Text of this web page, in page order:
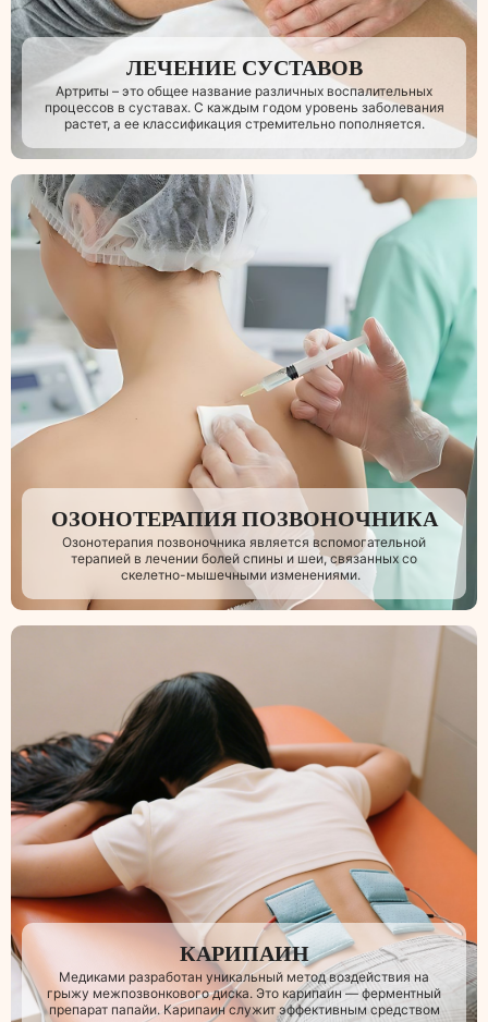
ЛЕЧЕНИЕ СУСТАВОВ
Артриты – это общее название различных воспалительных
процессов в суставах. С каждым годом уровень заболевания
растет, а ее классификация стремительно пополняется.
ОЗОНОТЕРАПИЯ ПОЗВОНОЧНИКА
Озонотерапия позвоночника является вспомогательной
терапией в лечении болей спины и шеи, связанных со
скелетно-мышечными изменениями.
КАРИПАИН
Медиками разработан уникальный метод воздействия на
грыжу межпозвонкового диска. Это карипаин — ферментный
препарат папайи. Карипаин служит эффективным средством